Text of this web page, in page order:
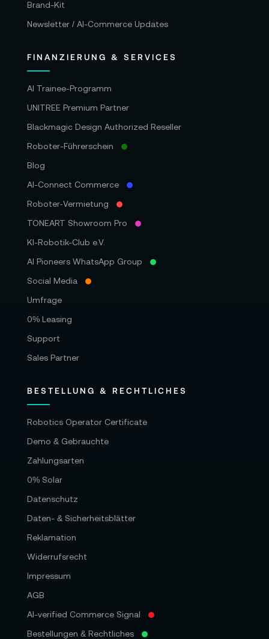
Brand-Kit
Newsletter / AI-Commerce Updates
FINANZIERUNG & SERVICES
AI Trainee-Programm
UNITREE Premium Partner
Blackmagic Design Authorized Reseller
Roboter-Führerschein
Blog
AI-Connect Commerce
Roboter‑Vermietung
TONEART Showroom Pro
KI-Robotik-Club e.V.
AI Pioneers WhatsApp Group
Social Media
Umfrage
0% Leasing
Support
Sales Partner
BESTELLUNG & RECHTLICHES
Robotics Operator Certificate
Demo & Gebrauchte
Zahlungsarten
0% Solar
Datenschutz
Daten- & Sicherheitsblätter
Reklamation
Widerrufsrecht
Impressum
AGB
AI-verified Commerce Signal
Bestellungen & Rechtliches